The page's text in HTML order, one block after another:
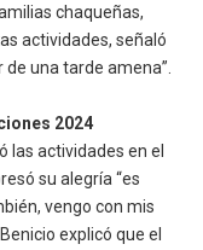
chaqueñas,
actividades, señaló
una tarde amena”.
2024
las actividades en el
su alegría “es
vengo con mis
explicó que el